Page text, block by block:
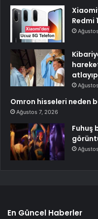
Redmi
Omron hisseleri neden
Ağustos 7, 2026
Fuhuş
En Güncel Haberler